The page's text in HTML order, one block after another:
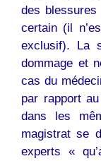
des
certain (il
exclusif). La
dommage et
cas du
par rapport
dans les
magistrat se
experts «